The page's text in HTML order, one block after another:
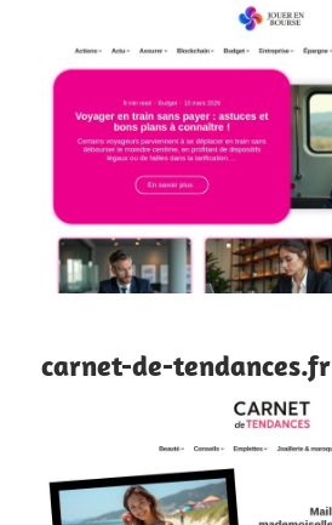
carnet-de-tendances.fr